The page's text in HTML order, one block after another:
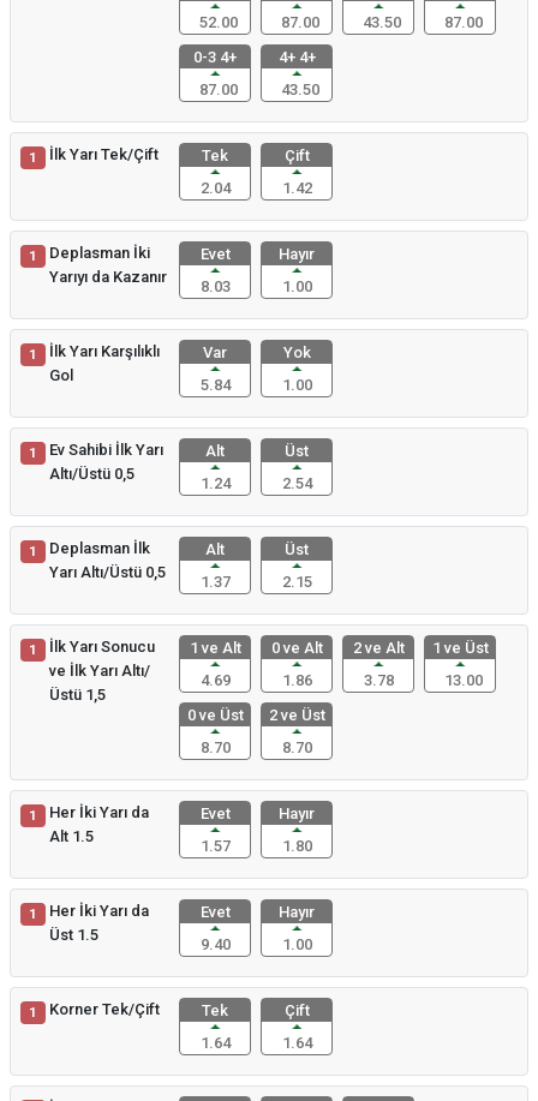
52.00
87.00
43.50
87.00
0-3 4+
87.00
4+ 4+
43.50
1 İlk Yarı Tek/Çift
Tek
2.04
Çift
1.42
1
Deplasman İki
Yarıyı da Kazanır
Evet
8.03
Hayır
1.00
1
İlk Yarı Karşılıklı
Gol
Var
5.84
Yok
1.00
1
Ev Sahibi İlk Yarı
Altı/Üstü 0,5
Alt
1.24
Üst
2.54
1
Deplasman İlk
Yarı Altı/Üstü 0,5
Alt
1.37
Üst
2.15
1
İlk Yarı Sonucu
ve İlk Yarı Altı/
Üstü 1,5
1 ve Alt
4.69
0 ve Alt
1.86
2 ve Alt
3.78
1 ve Üst
13.00
0 ve Üst
8.70
2 ve Üst
8.70
1
Her İki Yarı da
Alt 1.5
Evet
1.57
Hayır
1.80
1
Her İki Yarı da
Üst 1.5
Evet
9.40
Hayır
1.00
1 Korner Tek/Çift
Tek
1.64
Çift
1.64